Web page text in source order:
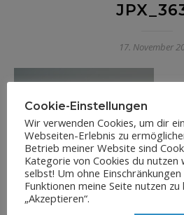
17. November
Cookie-Einstellungen
Wir verwenden Cookies, um dir
Webseiten-Erlebnis zu
Betrieb meiner Website sind
Kategorie von Cookies du nutzen
selbst! Um ohne
Funktionen meine Seite nutzen zu
„Akzeptieren“.